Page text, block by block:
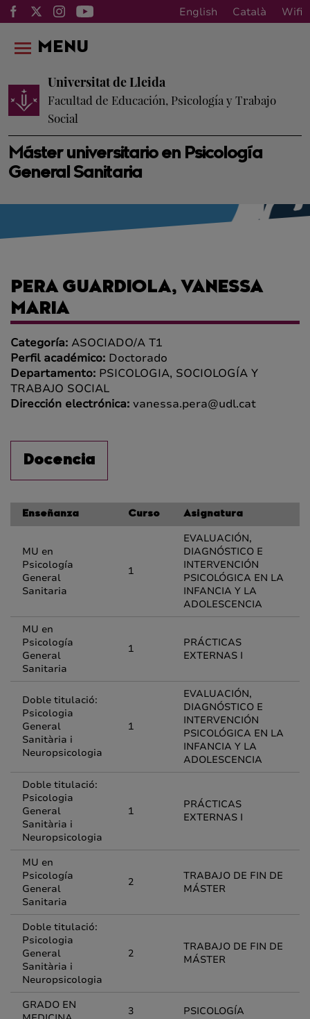
English Català Wifi
Máster universitario en Psicología
General Sanitaria
Universitat de Lleida
Facultad de Educación, Psicología y Trabajo
Social
MENU
PERA GUARDIOLA, VANESSA
MARIA
Categoría: ASOCIADO/A T1
Perfil académico: Doctorado
Departamento: PSICOLOGIA, SOCIOLOGÍA Y
TRABAJO SOCIAL
Dirección electrónica: vanessa.pera@udl.cat
Docencia
Enseñanza Curso Asignatura
MU en
Psicología
General
Sanitaria
1
EVALUACIÓN,
DIAGNÓSTICO E
INTERVENCIÓN
PSICOLÓGICA EN LA
INFANCIA Y LA
ADOLESCENCIA
MU en
Psicología
General
Sanitaria
1
PRÁCTICAS
EXTERNAS I
Doble titulació:
Psicologia
General
Sanitària i
Neuropsicologia
1
EVALUACIÓN,
DIAGNÓSTICO E
INTERVENCIÓN
PSICOLÓGICA EN LA
INFANCIA Y LA
ADOLESCENCIA
Doble titulació:
Psicologia
General
Sanitària i
Neuropsicologia
1
PRÁCTICAS
EXTERNAS I
MU en
Psicología
General
Sanitaria
2
TRABAJO DE FIN DE
MÁSTER
Doble titulació:
Psicologia
General
Sanitària i
Neuropsicologia
2
TRABAJO DE FIN DE
MÁSTER
GRADO EN
3 PSICOLOGÍA